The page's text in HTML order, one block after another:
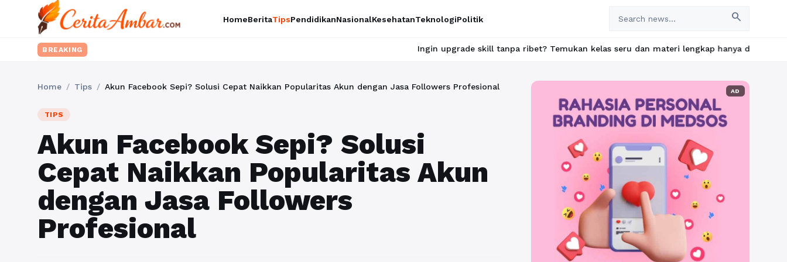
HomeBeritaTipsPendidikanNasionalKesehatanTeknologiPolitik search
BREAKING Ingin upgrade skill tanpa ribet? Temukan kelas seru dan materi lengkap hanya di YukBelajar.com.
Home / Tips / Akun Facebook Sepi? Solusi Cepat Naikkan Popularitas Akun dengan Jasa Followers Profesional
TIPS
Akun Facebook Sepi? Solusi
Cepat Naikkan Popularitas Akun
dengan Jasa Followers
Profesional
AD